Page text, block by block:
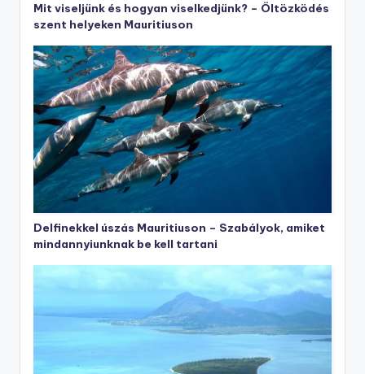
Mit viseljünk és hogyan viselkedjünk? – Öltözködés
szent helyeken Mauritiuson
Delfinekkel úszás Mauritiuson – Szabályok, amiket
mindannyiunknak be kell tartani